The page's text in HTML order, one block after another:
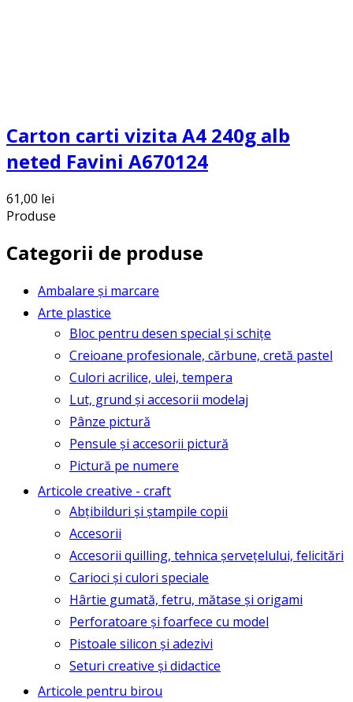
Carton carti vizita A4 240g alb
neted Favini A670124
61,00 lei
Produse
Categorii de produse
Ambalare și marcare
Arte plastice
Bloc pentru desen special și schițe
Creioane profesionale, cărbune, cretă pastel
Culori acrilice, ulei, tempera
Lut, grund și accesorii modelaj
Pânze pictură
Pensule și accesorii pictură
Pictură pe numere
Articole creative - craft
Abțibilduri și ștampile copii
Accesorii
Accesorii quilling, tehnica șervețelului, felicitări
Carioci și culori speciale
Hârtie gumată, fetru, mătase și origami
Perforatoare și foarfece cu model
Pistoale silicon și adezivi
Seturi creative și didactice
Articole pentru birou